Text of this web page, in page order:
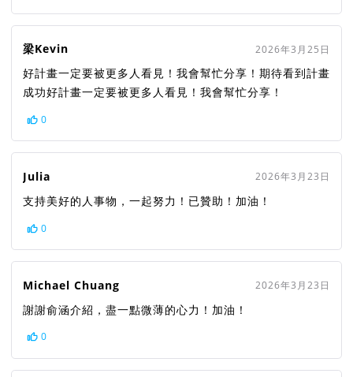
梁Kevin 2026年3月25日
好計畫一定要被更多人看見！我會幫忙分享！期待看到計畫
成功好計畫一定要被更多人看見！我會幫忙分享！
0
Julia 2026年3月23日
支持美好的人事物，一起努力！已贊助！加油！
0
Michael Chuang 2026年3月23日
謝謝俞涵介紹，盡一點微薄的心力！加油！
0